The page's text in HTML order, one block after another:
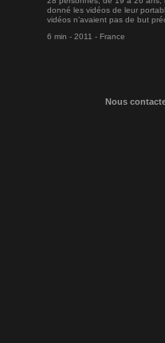
donné les vidéos de leur
vidéos n’avaient pas de but
6 min - 2011 - France
Nous